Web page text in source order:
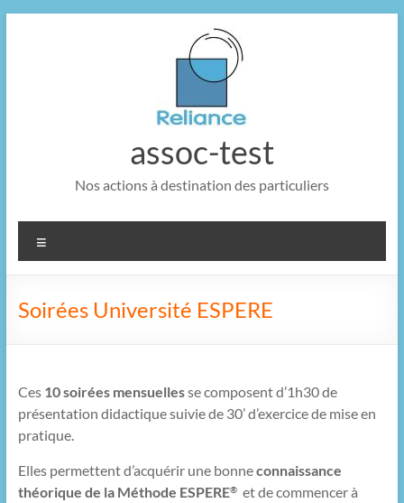
assoc-test
Nos actions à destination des particuliers
Soirées Université ESPERE
Ces 10soirées mensuellesse composent d’1h30 de
présentation didactique suivie de 30’ d’exercice de mise en
pratique.
Elles permettent d’acquérir une bonneconnaissance
théorique de la Méthode ESPERE® et de commencer à